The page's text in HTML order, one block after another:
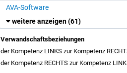
AVA-Software
weitere anzeigen(61)
Verwandschaftsbeziehungen
der Kompetenz LINKS zur Kompetenz
der Kompetenz RECHTS zur Kompetenz